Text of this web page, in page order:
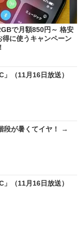
で月額850円～ 格安
得に使うキャンペーン
（11月16日放送）
段が暑くてイヤ！ →
（11月16日放送）